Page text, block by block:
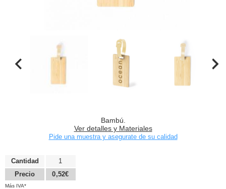
Bambú.
Ver detalles y Materiales
Pide una muestra y asegurate de su calidad
Cantidad
Precio
1
0,52€
Más IVA*